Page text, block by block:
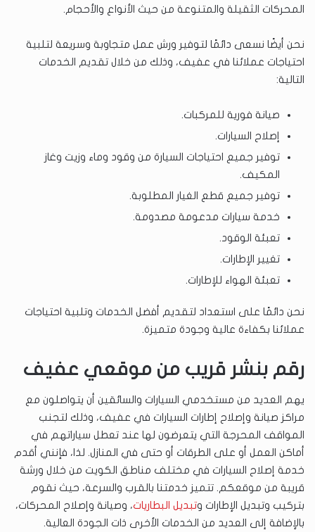
المحركات الثقيلة والمتنوعة من حيث الأنواع والأحجام.
نحن أيضًا نسعى دائمًا لتوفير ورش عمل متجاوبة وسريعة لتلبية
احتياجات عملائنا في عفيف، وذلك من خلال تقديم الخدمات
التالية:
صيانة فورية للمركبات.
إصلاح السيارات.
توفير جميع احتياجات السيارة من وقود وماء وزيت وغاز
المكيف.
توفير جميع قطع الغيار المطلوبة.
خدمة سيارات مدعومة مصدومة.
تعبئة الوقود.
تغيير الإطارات.
تعبئة الهواء للإطارات.
نحن دائمًا على استعداد لتقديم أفضل الخدمات وتلبية احتياجات
عملائنا بكفاءة عالية وجودة متميزة.
رقم بنشر قريب من موقعي عفيف
يهم العديد من مستخدمي السيارات والسائقين أن يتواصلون مع
مراكز صيانة وإصلاح إطارات السيارات في عفيف، وذلك لتجنب
المواقف المحرجة التي يتعرضون لها عند تعطل سياراتهم في
أماكن العمل أو على الطرقات أو حتى في المنازل. لذا، فإنني أقدم
خدمة إصلاح السيارات في مختلف مناطق الكويت من خلال ورشة
قريبة من موقعكم. تتميز خدمتنا بالقرب والسرعة، حيث نقوم
بتركيب وتبديل الإطارات وتبديل البطاريات، وصيانة وإصلاح المحركات،
بالإضافة إلى العديد من الخدمات الأخرى ذات الجودة العالية.